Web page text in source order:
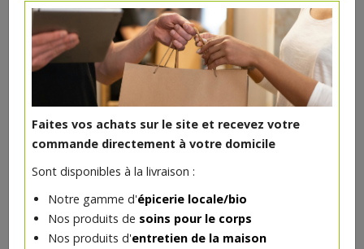
Faites vos achats sur le site et recevez votre
commande directement à votre domicile
Sont disponibles à la livraison :
Notre gamme d'épicerie locale/bio
Nos produits de soins pour le corps
Nos produits d'entretien de la maison
- 1 pc
5€
Réception souhaitée le
DANS LA MÊME CATÉGORIE ...